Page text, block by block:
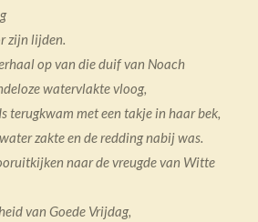
zijn lijden.
op van die duif van Noach
watervlakte vloog,
terugkwam met een takje in haar bek,
zakte en de redding nabij was.
naar de vreugde van Witte
van Goede Vrijdag,